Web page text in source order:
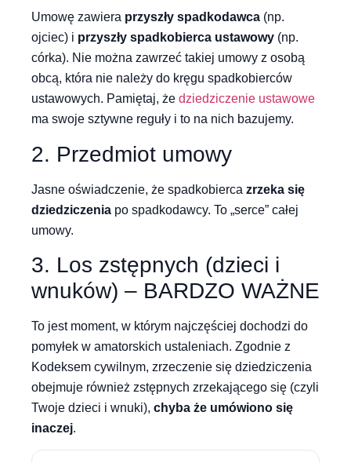
Umowę zawiera przyszły spadkodawca (np.
ojciec) i przyszły spadkobierca ustawowy (np.
córka). Nie można zawrzeć takiej umowy z osobą
obcą, która nie należy do kręgu spadkobierców
ustawowych. Pamiętaj, że dziedziczenie ustawowe
ma swoje sztywne reguły i to na nich bazujemy.
2. Przedmiot umowy
Jasne oświadczenie, że spadkobierca zrzeka się
dziedziczenia po spadkodawcy. To „serce” całej
umowy.
3. Los zstępnych (dzieci i
wnuków) – BARDZO WAŻNE
To jest moment, w którym najczęściej dochodzi do
pomyłek w amatorskich ustaleniach. Zgodnie z
Kodeksem cywilnym, zrzeczenie się dziedziczenia
obejmuje również zstępnych zrzekającego się (czyli
Twoje dzieci i wnuki), chyba że umówiono się
inaczej.